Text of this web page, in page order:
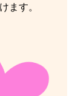
ます。